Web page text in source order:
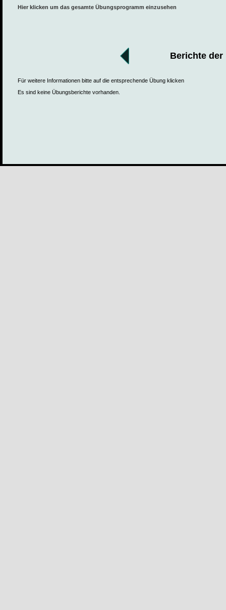
Hier klicken um das gesamte Übungsprogramm einzusehen
Berichte der
Für weitere Informationen bitte auf die entsprechende Übung klicken
Es sind keine Übungsberichte vorhanden.